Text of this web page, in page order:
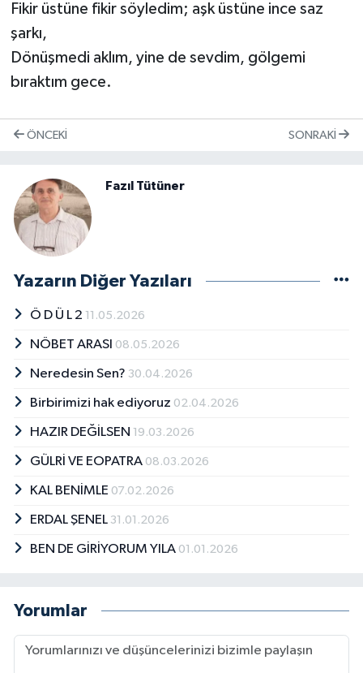
Fikir üstüne fikir söyledim; aşk üstüne ince saz
şarkı,
Dönüşmedi aklım, yine de sevdim, gölgemi
bıraktım gece.
ÖNCEKI SONRAKI
Fazıl Tütüner
Yazarın Diğer Yazıları
Ö D Ü L 2 11.05.2026
NÖBET ARASI 08.05.2026
Neredesin Sen? 30.04.2026
Birbirimizi hak ediyoruz 02.04.2026
HAZIR DEĞİLSEN 19.03.2026
GÜLRİ VE EOPATRA 08.03.2026
KAL BENİMLE 07.02.2026
ERDAL ŞENEL 31.01.2026
BEN DE GİRİYORUM YILA 01.01.2026
Yorumlar